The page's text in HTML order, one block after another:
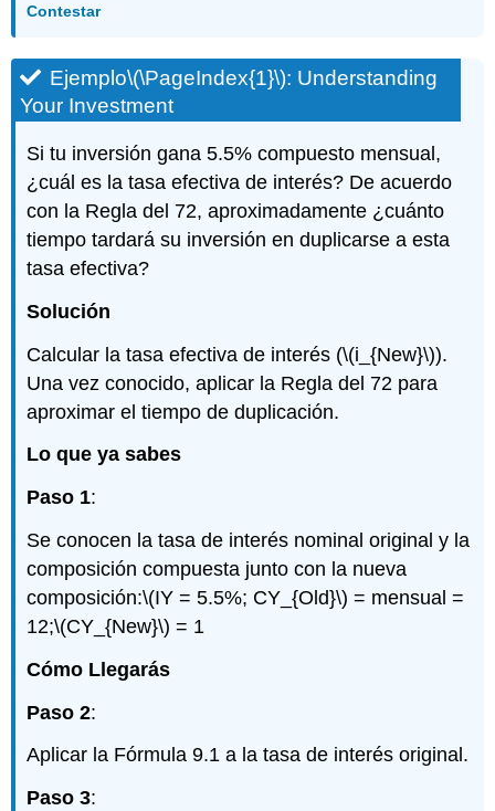
Contestar
Ejemplo\(\PageIndex{1}\): Understanding
Your Investment
Si tu inversión gana 5.5% compuesto mensual,
¿cuál es la tasa efectiva de interés? De acuerdo
con la Regla del 72, aproximadamente ¿cuánto
tiempo tardará su inversión en duplicarse a esta
tasa efectiva?
Solución
Calcular la tasa efectiva de interés (\(i_{New}\)).
Una vez conocido, aplicar la Regla del 72 para
aproximar el tiempo de duplicación.
Lo que ya sabes
Paso 1:
Se conocen la tasa de interés nominal original y la
composición compuesta junto con la nueva
composición:\(IY = 5.5%; CY_{Old}\) = mensual =
12;\(CY_{New}\) = 1
Cómo Llegarás
Paso 2:
Aplicar la Fórmula 9.1 a la tasa de interés original.
Paso 3: